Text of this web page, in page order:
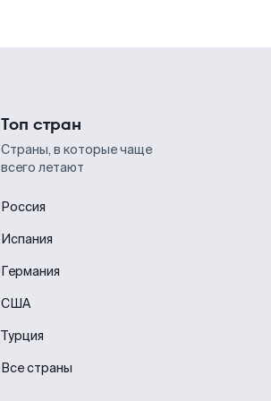
Топ стран
Страны, в которые чаще
всего летают
Россия
Испания
Германия
США
Турция
Все страны